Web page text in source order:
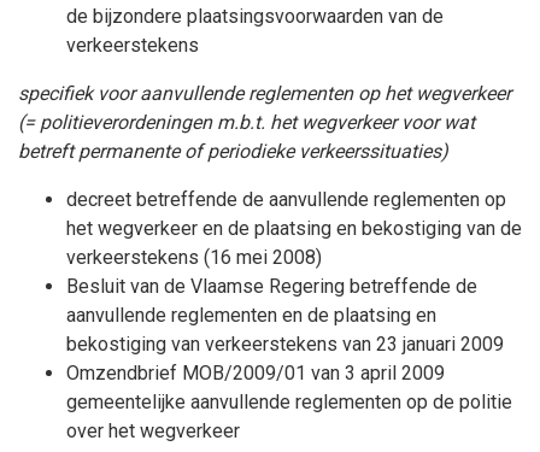
de bijzondere plaatsingsvoorwaarden van de
verkeerstekens
specifiek voor aanvullende reglementen op het wegverkeer
(= politieverordeningen m.b.t. het wegverkeer voor wat
betreft permanente of periodieke verkeerssituaties)
decreet betreffende de aanvullende reglementen op
het wegverkeer en de plaatsing en bekostiging van de
verkeerstekens (16 mei 2008)
Besluit van de Vlaamse Regering betreffende de
aanvullende reglementen en de plaatsing en
bekostiging van verkeerstekens van 23 januari 2009
Omzendbrief MOB/2009/01 van 3 april 2009
gemeentelijke aanvullende reglementen op de politie
over het wegverkeer